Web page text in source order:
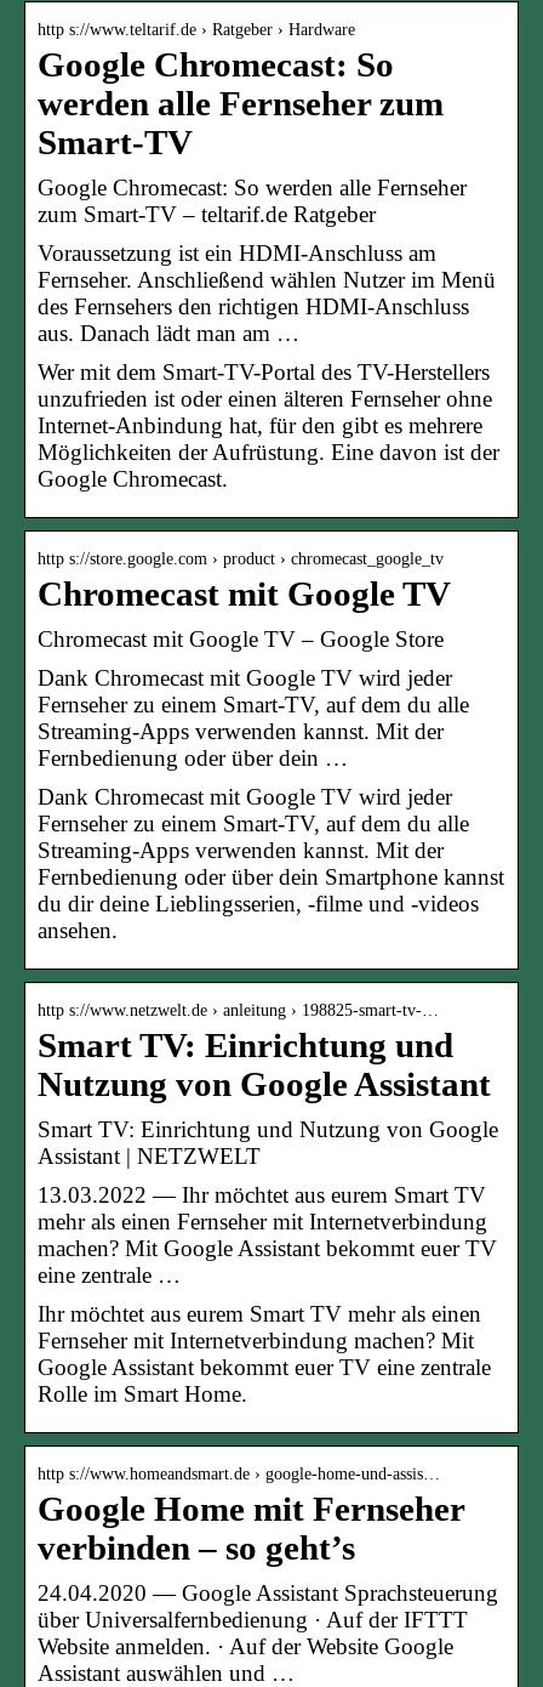
http s://www.teltarif.de › Ratgeber › Hardware
Google Chromecast: So
werden alle Fernseher zum
Smart-TV
Google Chromecast: So werden alle Fernseher
zum Smart-TV – teltarif.de Ratgeber
Voraussetzung ist ein HDMI-Anschluss am
Fernseher. Anschließend wählen Nutzer im Menü
des Fernsehers den richtigen HDMI-Anschluss
aus. Danach lädt man am …
Wer mit dem Smart-TV-Portal des TV-Herstellers
unzufrieden ist oder einen älteren Fernseher ohne
Internet-Anbindung hat, für den gibt es mehrere
Möglichkeiten der Aufrüstung. Eine davon ist der
Google Chromecast.
http s://store.google.com › product › chromecast_google_tv
Chromecast mit Google TV
Chromecast mit Google TV – Google Store
Dank Chromecast mit Google TV wird jeder
Fernseher zu einem Smart-TV, auf dem du alle
Streaming-Apps verwenden kannst. Mit der
Fernbedienung oder über dein …
Dank Chromecast mit Google TV wird jeder
Fernseher zu einem Smart-TV, auf dem du alle
Streaming-Apps verwenden kannst. Mit der
Fernbedienung oder über dein Smartphone kannst
du dir deine Lieblingsserien, -filme und -videos
ansehen.
http s://www.netzwelt.de › anleitung › 198825-smart-tv-…
Smart TV: Einrichtung und
Nutzung von Google Assistant
Smart TV: Einrichtung und Nutzung von Google
Assistant | NETZWELT
13.03.2022 — Ihr möchtet aus eurem Smart TV
mehr als einen Fernseher mit Internetverbindung
machen? Mit Google Assistant bekommt euer TV
eine zentrale …
Ihr möchtet aus eurem Smart TV mehr als einen
Fernseher mit Internetverbindung machen? Mit
Google Assistant bekommt euer TV eine zentrale
Rolle im Smart Home.
http s://www.homeandsmart.de › google-home-und-assis…
Google Home mit Fernseher
verbinden – so geht’s
24.04.2020 — Google Assistant Sprachsteuerung
über Universalfernbedienung · Auf der IFTTT
Website anmelden. · Auf der Website Google
Assistant auswählen und …